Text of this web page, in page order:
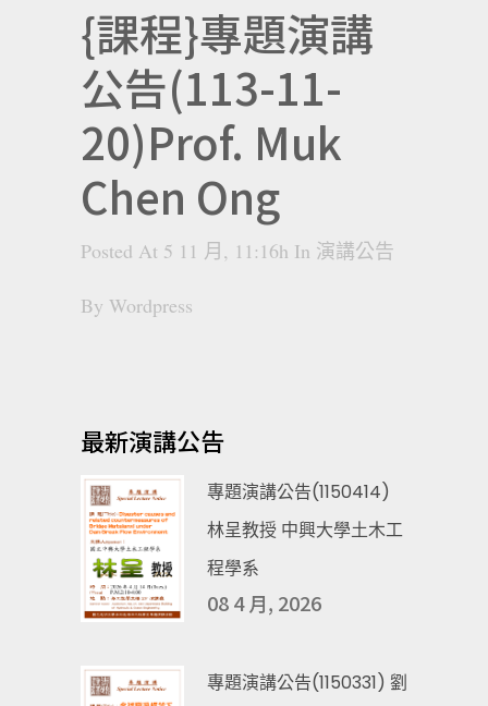
{課程}專題演講
公告(113-11-
20)Prof. Muk
Chen Ong
Posted At 5 11 月, 11:16h In 演講公告
By Wordpress
最新演講公告
專題演講公告(1150414)
林呈教授 中興大學土木工
程學系
08 4 月, 2026
專題演講公告(1150331) 劉